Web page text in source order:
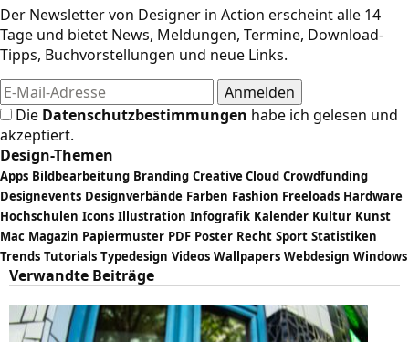
Der Newsletter von Designer in Action erscheint alle 14
Tage und bietet News, Meldungen, Termine, Download-
Tipps, Buchvorstellungen und neue Links.
Die Datenschutzbestimmungen habe ich gelesen und
akzeptiert.
Design-Themen
Apps Bildbearbeitung Branding Creative Cloud Crowdfunding
Designevents Designverbände Farben Fashion Freeloads Hardware
Hochschulen Icons Illustration Infografik Kalender Kultur Kunst
Mac Magazin Papiermuster PDF Poster Recht Sport Statistiken
Trends Tutorials Typedesign Videos Wallpapers Webdesign Windows
Verwandte Beiträge